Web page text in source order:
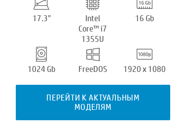
17.3”
Intel
Core™ i7
1355U
16 Gb
1024 Gb FreeDOS 1920 x 1080
ПЕРЕЙТИ К АКТУАЛЬНЫМ
МОДЕЛЯМ